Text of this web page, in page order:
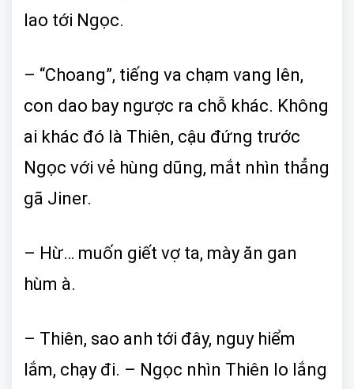
lao tới Ngọc.
– “Choang”, tiếng va chạm vang lên,
con dao bay ngược ra chỗ khác. Không
ai khác đó là Thiên, cậu đứng trước
Ngọc với vẻ hùng dũng, mắt nhìn thẳng
gã Jiner.
– Hừ… muốn giết vợ ta, mày ăn gan
hùm à.
– Thiên, sao anh tới đây, nguy hiểm
lắm, chạy đi. – Ngọc nhìn Thiên lo lắng